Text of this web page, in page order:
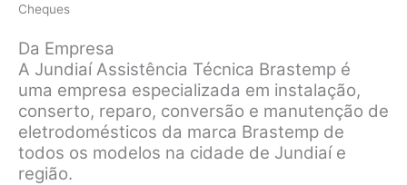
Cheques
Da Empresa
A Jundiaí Assistência Técnica Brastemp é
uma empresa especializada em instalação,
conserto, reparo, conversão e manutenção de
eletrodomésticos da marca Brastemp de
todos os modelos na cidade de Jundiaí e
região.